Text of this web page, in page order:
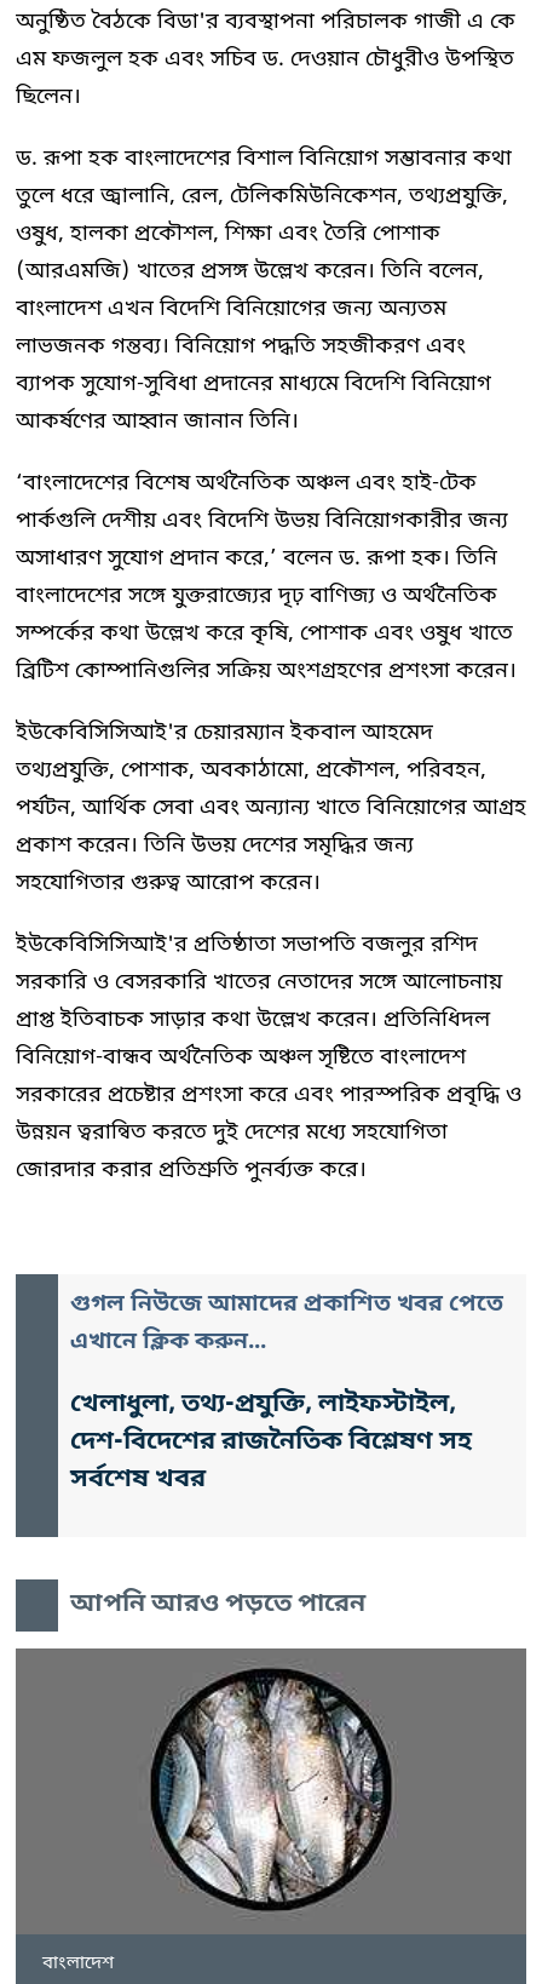
অনুষ্ঠিত বৈঠকে বিডা'র ব্যবস্থাপনা পরিচালক গাজী এ কে
এম ফজলুল হক এবং সচিব ড. দেওয়ান চৌধুরীও উপস্থিত
ছিলেন।
ড. রূপা হক বাংলাদেশের বিশাল বিনিয়োগ সম্ভাবনার কথা
তুলে ধরে জ্বালানি, রেল, টেলিকমিউনিকেশন, তথ্যপ্রযুক্তি,
ওষুধ, হালকা প্রকৌশল, শিক্ষা এবং তৈরি পোশাক
(আরএমজি) খাতের প্রসঙ্গ উল্লেখ করেন। তিনি বলেন,
বাংলাদেশ এখন বিদেশি বিনিয়োগের জন্য অন্যতম
লাভজনক গন্তব্য। বিনিয়োগ পদ্ধতি সহজীকরণ এবং
ব্যাপক সুযোগ-সুবিধা প্রদানের মাধ্যমে বিদেশি বিনিয়োগ
আকর্ষণের আহ্বান জানান তিনি।
‘বাংলাদেশের বিশেষ অর্থনৈতিক অঞ্চল এবং হাই-টেক
পার্কগুলি দেশীয় এবং বিদেশি উভয় বিনিয়োগকারীর জন্য
অসাধারণ সুযোগ প্রদান করে,’ বলেন ড. রূপা হক। তিনি
বাংলাদেশের সঙ্গে যুক্তরাজ্যের দৃঢ় বাণিজ্য ও অর্থনৈতিক
সম্পর্কের কথা উল্লেখ করে কৃষি, পোশাক এবং ওষুধ খাতে
ব্রিটিশ কোম্পানিগুলির সক্রিয় অংশগ্রহণের প্রশংসা করেন।
ইউকেবিসিসিআই'র চেয়ারম্যান ইকবাল আহমেদ
তথ্যপ্রযুক্তি, পোশাক, অবকাঠামো, প্রকৌশল, পরিবহন,
পর্যটন, আর্থিক সেবা এবং অন্যান্য খাতে বিনিয়োগের আগ্রহ
প্রকাশ করেন। তিনি উভয় দেশের সমৃদ্ধির জন্য
সহযোগিতার গুরুত্ব আরোপ করেন।
ইউকেবিসিসিআই'র প্রতিষ্ঠাতা সভাপতি বজলুর রশিদ
সরকারি ও বেসরকারি খাতের নেতাদের সঙ্গে আলোচনায়
প্রাপ্ত ইতিবাচক সাড়ার কথা উল্লেখ করেন। প্রতিনিধিদল
বিনিয়োগ-বান্ধব অর্থনৈতিক অঞ্চল সৃষ্টিতে বাংলাদেশ
সরকারের প্রচেষ্টার প্রশংসা করে এবং পারস্পরিক প্রবৃদ্ধি ও
উন্নয়ন ত্বরান্বিত করতে দুই দেশের মধ্যে সহযোগিতা
জোরদার করার প্রতিশ্রুতি পুনর্ব্যক্ত করে।
গুগল নিউজে আমাদের প্রকাশিত খবর পেতে
এখানে ক্লিক করুন...
খেলাধুলা, তথ্য-প্রযুক্তি, লাইফস্টাইল,
দেশ-বিদেশের রাজনৈতিক বিশ্লেষণ সহ
সর্বশেষ খবর
আপনি আরও পড়তে পারেন
বাংলাদেশ